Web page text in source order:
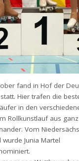
fand in Hof der
Hier trafen die
in den
Rollkunstlauf aus ganz
Vom
Junia Martel